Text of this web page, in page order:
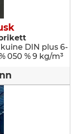
DIN plus 6-
050 % 9 kg/m³